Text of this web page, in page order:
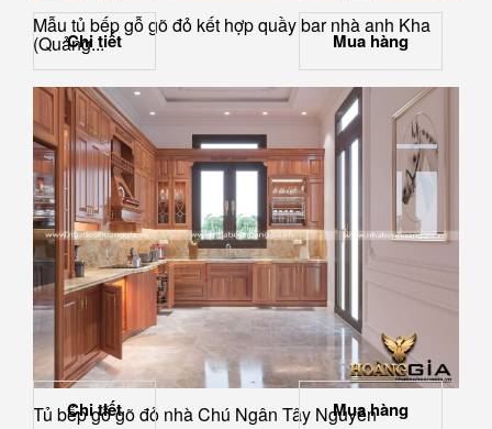
Mẫu tủ bếp gỗ gõ đỏ kết hợp quầy bar nhà anh Kha
(Quảng...
Chi tiết Mua hàng
Tủ bếp gỗ gõ đỏ nhà Chú Ngân Tây Nguyên
Chi tiết Mua hàng